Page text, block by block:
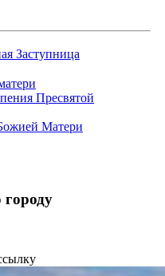
Заступница
Пресвятой
Матери